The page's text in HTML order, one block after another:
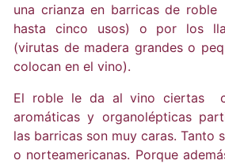
una crianza en barricas de
hasta cinco usos) o por los
(virutas de madera grandes o
colocan en el vino).
El roble le da al vino ciertas
aromáticas y organolépticas
las barricas son muy caras. Tanto
o norteamericanas. Porque